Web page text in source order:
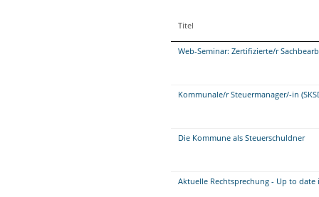
Titel
Web-Seminar: Zertifizierte/r
Kommunale/r Steuermanager/-in
Die Kommune als Steuerschuldner
Aktuelle Rechtsprechung - Up to